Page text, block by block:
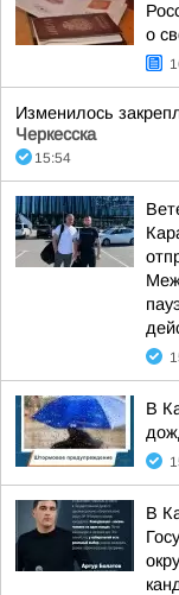
о
Изменилось
Черкесска
15:54
В
В